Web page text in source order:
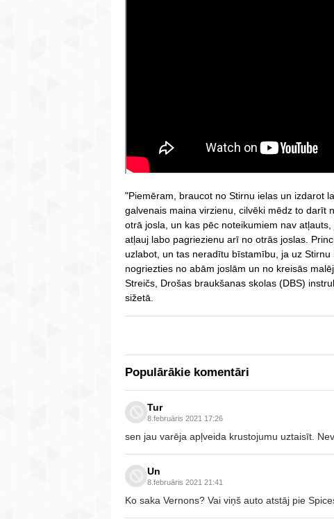
"Piemēram, braucot no Stirnu ielas un izdarot
galvenais maina virzienu, cilvēki mēdz to darīt
otrā josla, un kas pēc noteikumiem nav
atļauj labo pagriezienu arī no otrās joslas.
uzlabot, un tas neradītu bīstamību, ja uz
nogriezties no abām joslām un no kreisās
Streičs, Drošas braukšanas skolas (DBS)
sižetā.
Populārākie komentāri
Tur
8.februāris 2021 17:26
sen jau varēja apļveida krustojumu uztaisīt.
Un
8.februāris 2021 21:41
Ko saka Vernons? Vai viņš auto atstāj pie